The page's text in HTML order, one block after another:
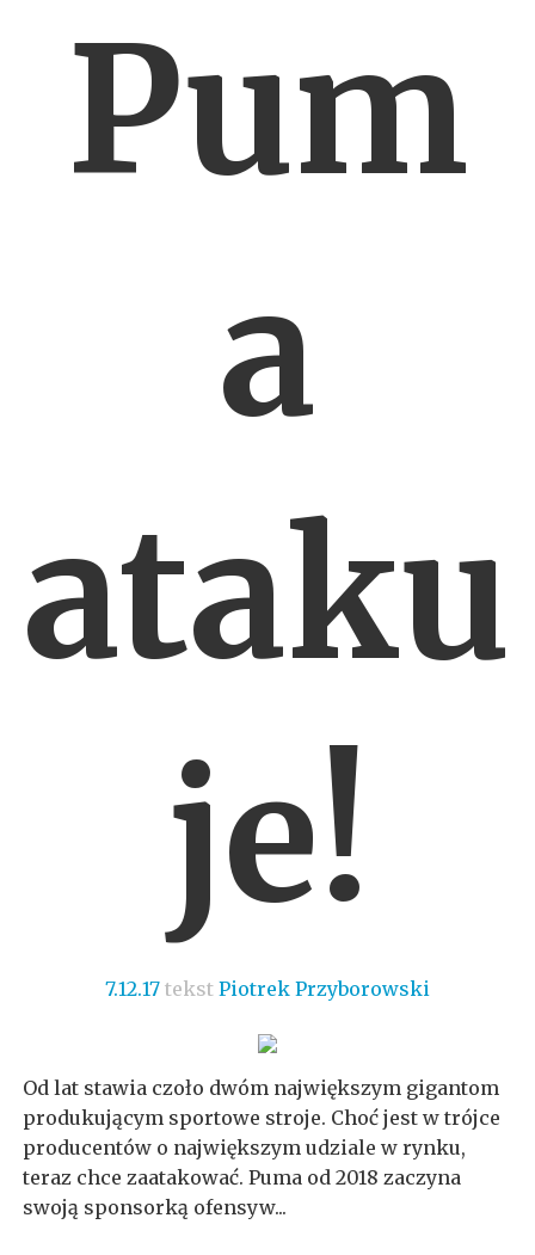
Pum
a
ataku
je!
7.12.17 tekst Piotrek Przyborowski
Od lat stawia czoło dwóm największym gigantom
produkującym sportowe stroje. Choć jest w trójce
producentów o największym udziale w rynku,
teraz chce zaatakować. Puma od 2018 zaczyna
swoją sponsorką ofensyw...